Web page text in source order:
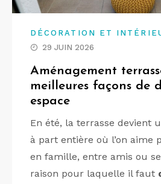
DÉCORATION ET
29 JUIN 2026
Aménagement
meilleures façons de
espace
En été, la terrasse devient
à part entière où l’on aime
en famille, entre amis ou
raison pour laquelle il faut